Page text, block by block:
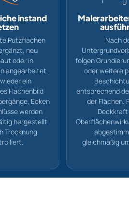
instand
Putzflächen
neu
oder in
angearbeitet,
ein
Flächenbild
Ecken
werden
hergestellt
Trocknung
Nach
folgen
oder weitere
entsprechend
der Flächen.
gleichmäßig